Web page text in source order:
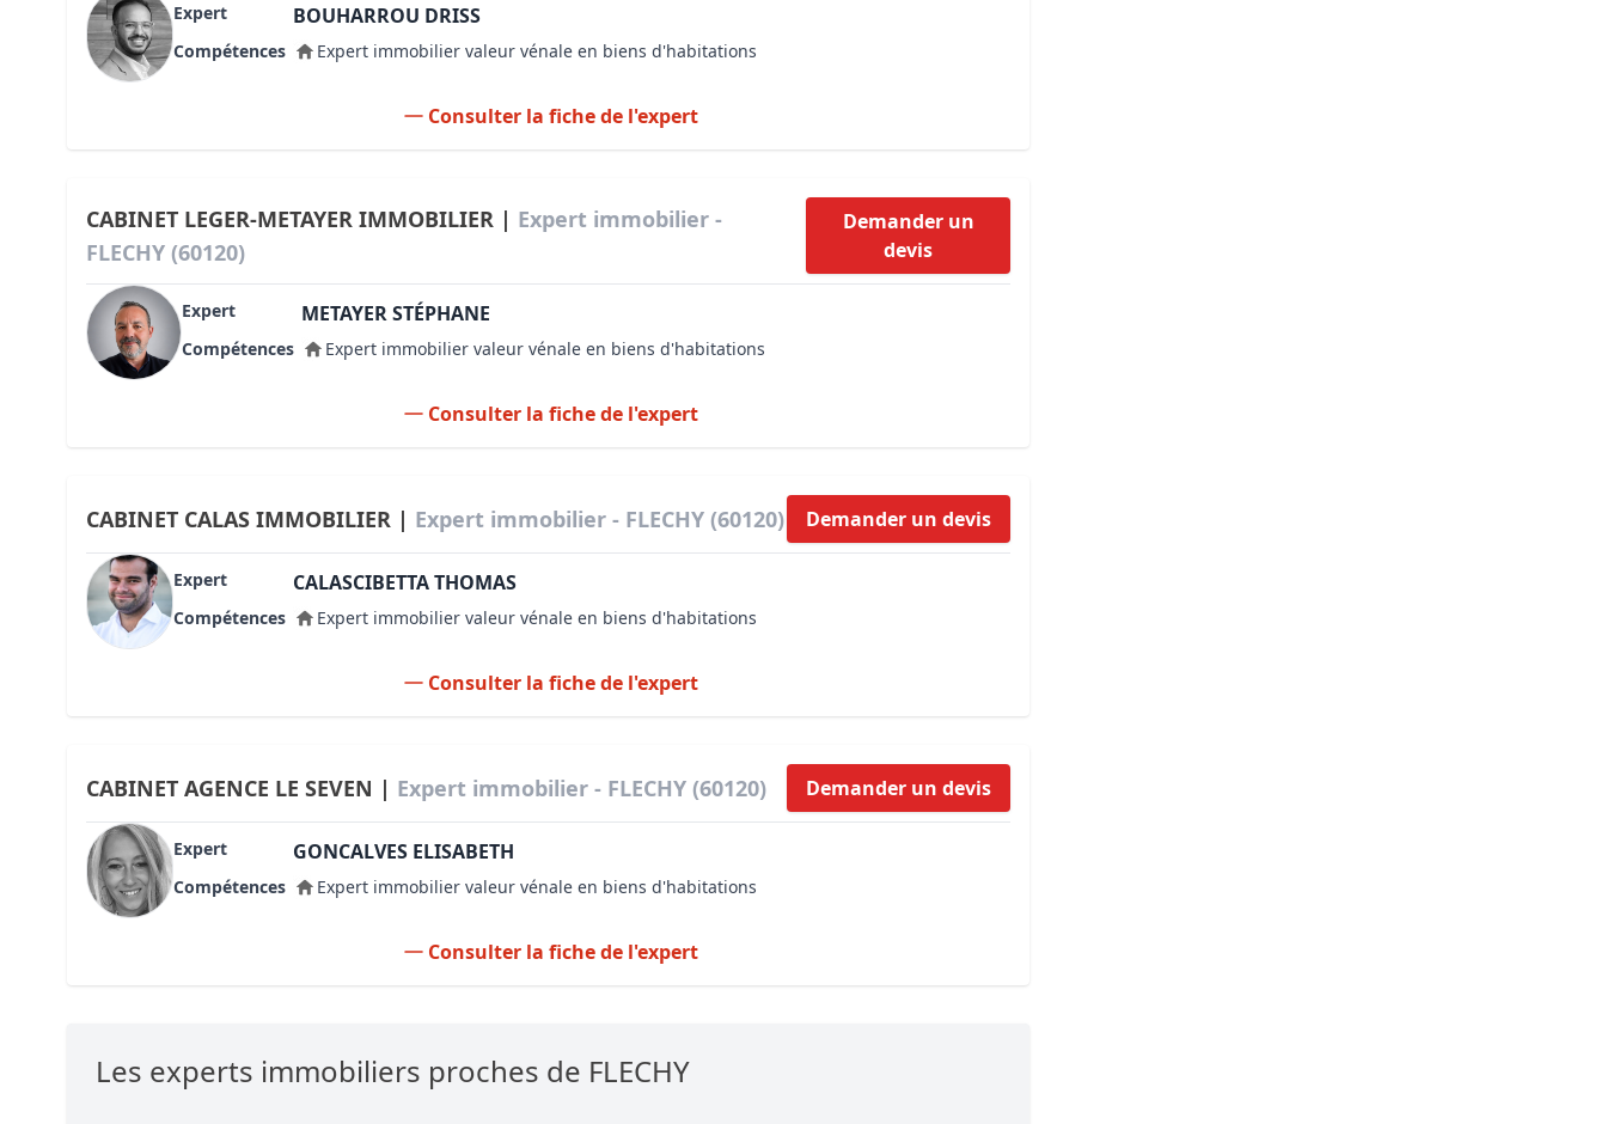
Expert BOUHARROU DRISS
Compétences Expert immobilier valeur vénale en biens d'habitations
Consulter la fiche de l'expert
CABINET LEGER-METAYER IMMOBILIER | Expert immobilier -
FLECHY (60120)
Demander un
devis
Expert METAYER STÉPHANE
Compétences Expert immobilier valeur vénale en biens d'habitations
Consulter la fiche de l'expert
CABINET CALAS IMMOBILIER | Expert immobilier - FLECHY (60120) Demander un devis
Expert CALASCIBETTA THOMAS
Compétences Expert immobilier valeur vénale en biens d'habitations
Consulter la fiche de l'expert
CABINET AGENCE LE SEVEN | Expert immobilier - FLECHY (60120) Demander un devis
Expert GONCALVES ELISABETH
Compétences Expert immobilier valeur vénale en biens d'habitations
Consulter la fiche de l'expert
Les experts immobiliers proches de FLECHY